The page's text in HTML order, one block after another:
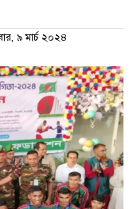
৯ মার্চ ২০২৪